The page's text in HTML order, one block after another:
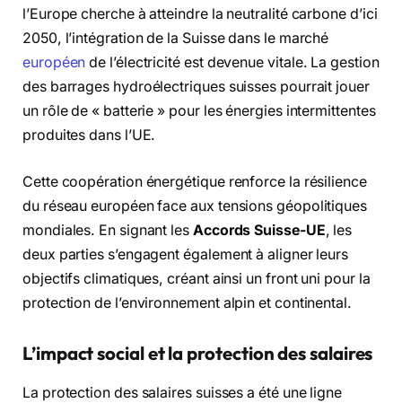
l’Europe cherche à atteindre la neutralité carbone d’ici
2050, l’intégration de la Suisse dans le marché
européen de l’électricité est devenue vitale. La gestion
des barrages hydroélectriques suisses pourrait jouer
un rôle de « batterie » pour les énergies intermittentes
produites dans l’UE.
Cette coopération énergétique renforce la résilience
du réseau européen face aux tensions géopolitiques
mondiales. En signant les Accords Suisse-UE, les
deux parties s’engagent également à aligner leurs
objectifs climatiques, créant ainsi un front uni pour la
protection de l’environnement alpin et continental.
L’impact social et la protection des salaires
La protection des salaires suisses a été une ligne